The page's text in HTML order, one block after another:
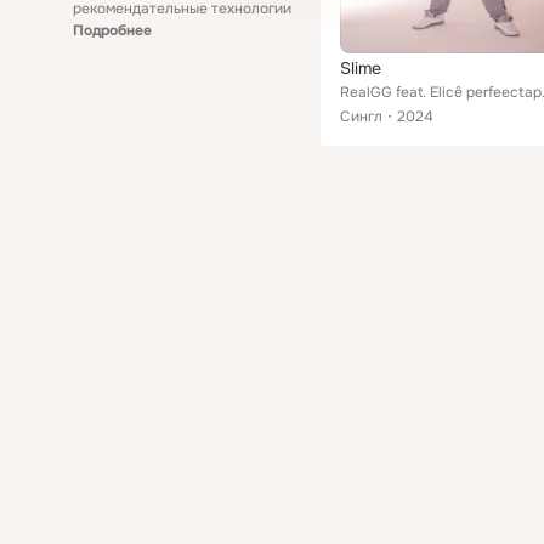
рекомендательные технологии
Подробнее
Slime
Сингл
2024